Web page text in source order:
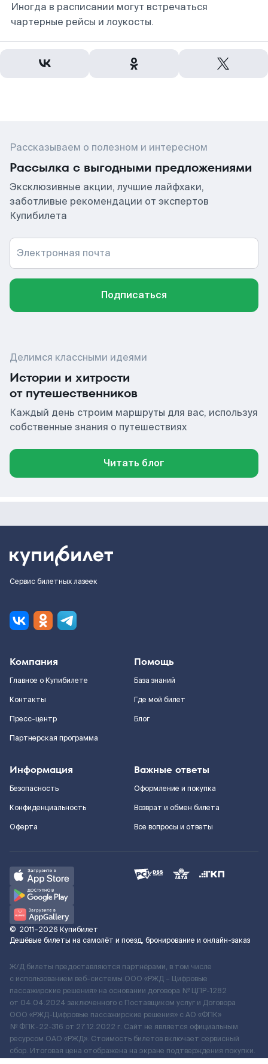
Иногда в расписании могут встречаться
чартерные рейсы и лоукосты.
Рассказываем о полезном и интересном
Рассылка с выгодными предложениями
Эксклюзивные акции, лучшие лайфхаки,
заботливые рекомендации от экспертов
Купибилета
Электронная почта
Подписаться
Делимся классными идеями
Истории и хитрости
от путешественников
Каждый день строим маршруты для вас, используя
собственные знания о путешествиях
Читать блог
Сервис билетных лазеек
Компания
Главное о Купибилете
Контакты
Пресс-центр
Партнерская программа
Помощь
База знаний
Где мой билет
Блог
Информация
Безопасность
Конфиденциальность
Оферта
Важные ответы
Оформление и покупка
Возврат и обмен билета
Все вопросы и ответы
© 2011–2026 Купибилет
Дешёвые билеты на самолёт и поезд, бронирование и онлайн-заказ
Ж/Д билеты предоставляются партнёрами, в том числе
с использованием веб-системы ООО «РЖД – Цифровые
пассажирские решения» на основании договора № ЦПР-1282
от 04.04.2024 заключенного с Поставщиком услуг и Договора
ООО «РЖД-Цифровые пассажирские решения» c АО «ФПК»
№ ФПК-22-316 от 27.12.2022 г. Сайт не является официальным
ресурсом ОАО «РЖД». Стоимость билетов включает сервисный
сбор. Итоговая цена отображена на экране подтверждения покупки.